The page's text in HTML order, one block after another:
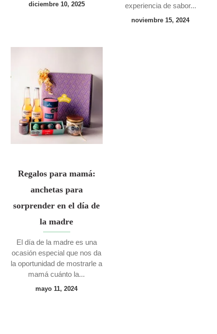
diciembre 10, 2025
experiencia de sabor...
noviembre 15, 2024
Regalos para mamá:
anchetas para
sorprender en el día de
la madre
El día de la madre es una
ocasión especial que nos da
la oportunidad de mostrarle a
mamá cuánto la...
mayo 11, 2024